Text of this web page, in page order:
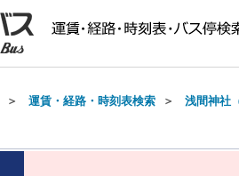
＞ 運賃・経路・時刻表検索 ＞ 浅間神社